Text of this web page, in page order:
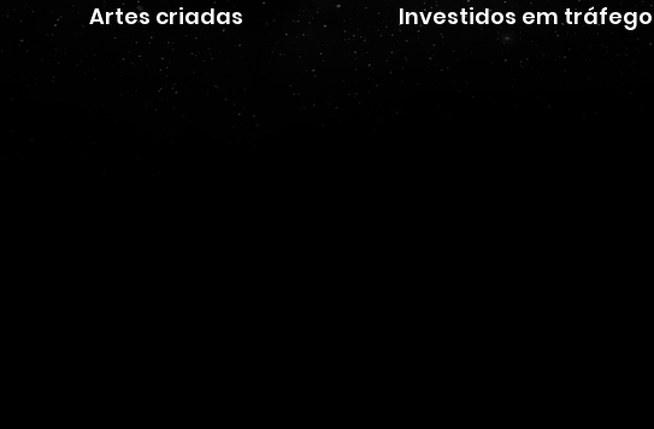
Artes criadas Investidos em tráfego